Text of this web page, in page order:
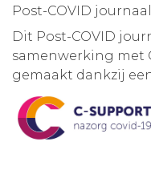
Post-COVID
Dit Post-COVID
samenwerking met
gemaakt dankzij